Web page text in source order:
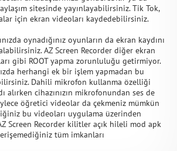
sitesinde yayınlayabilirsiniz. Tik Tok,
için ekran videoları kaydedebilirsiniz.
oynadığınız oyunların da ekran kaydını
AZ Screen Recorder diğer ekran
gibi ROOT yapma zorunluluğu getirmiyor.
herhangi ek bir işlem yapmadan bu
Dahili mikrofon kullanma özelliği
alırken cihazınızın mikrofonundan ses de
öğretici videolar da çekmeniz mümkün
bu videoları uygulama üzerinden
Screen Recorder kilitler açık hileli mod apk
tüm imkanları